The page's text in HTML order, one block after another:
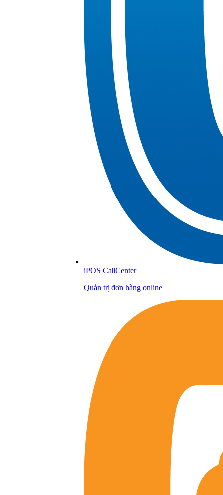
iPOS CallCenter
Quản trị đơn hàng online